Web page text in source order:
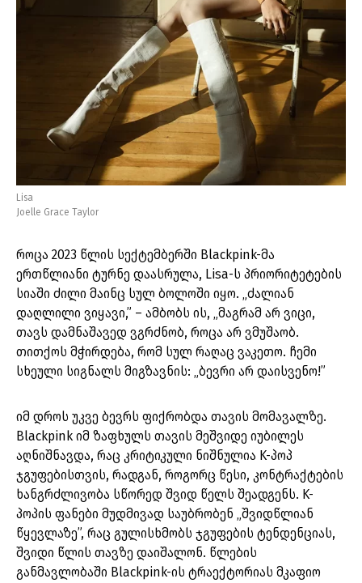
Lisa
Joelle Grace Taylor
როცა 2023 წლის სექტემბერში Blackpink-მა
ერთწლიანი ტურნე დაასრულა, Lisa-ს პრიორიტეტების
სიაში ძილი მაინც სულ ბოლოში იყო. „ძალიან
დაღლილი ვიყავი,” – ამბობს ის, „მაგრამ არ ვიცი,
თავს დამნაშავედ ვგრძნობ, როცა არ ვმუშაობ.
თითქოს მჭირდება, რომ სულ რაღაც ვაკეთო. ჩემი
სხეული სიგნალს მიგზავნის: „ბევრი არ დაისვენო!”
იმ დროს უკვე ბევრს ფიქრობდა თავის მომავალზე.
Blackpink იმ ზაფხულს თავის მეშვიდე იუბილეს
აღნიშნავდა, რაც კრიტიკული ნიშნულია K-პოპ
ჯგუფებისთვის, რადგან, როგორც წესი, კონტრაქტების
ხანგრძლივობა სწორედ შვიდ წელს შეადგენს. K-
პოპის ფანები მუდმივად საუბრობენ „შვიდწლიან
წყევლაზე”, რაც გულისხმობს ჯგუფების ტენდენციას,
შვიდი წლის თავზე დაიშალონ. წლების
განმავლობაში Blackpink-ის ტრაექტორიას მკაფიო